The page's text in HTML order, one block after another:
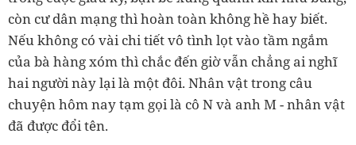
còn cư dân mạng thì hoàn toàn không hề hay biết.
Nếu không có vài chi tiết vô tình lọt vào tầm ngắm
của bà hàng xóm thì chắc đến giờ vẫn chẳng ai nghĩ
hai người này lại là một đôi. Nhân vật trong câu
chuyện hôm nay tạm gọi là cô N và anh M - nhân vật
đã được đổi tên.